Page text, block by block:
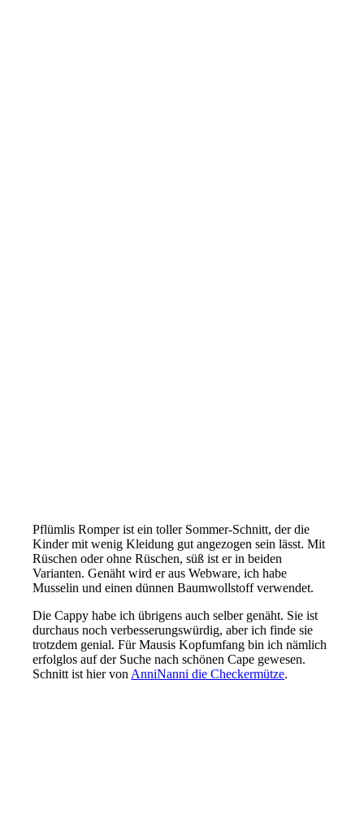
Pflümlis Romper ist ein toller Sommer-Schnitt, der die
Kinder mit wenig Kleidung gut angezogen sein lässt. Mit
Rüschen oder ohne Rüschen, süß ist er in beiden
Varianten. Genäht wird er aus Webware, ich habe
Musselin und einen dünnen Baumwollstoff verwendet.
Die Cappy habe ich übrigens auch selber genäht. Sie ist
durchaus noch verbesserungswürdig, aber ich finde sie
trotzdem genial. Für Mausis Kopfumfang bin ich nämlich
erfolglos auf der Suche nach schönen Cape gewesen.
Schnitt ist hier von AnniNanni die Checkermütze.